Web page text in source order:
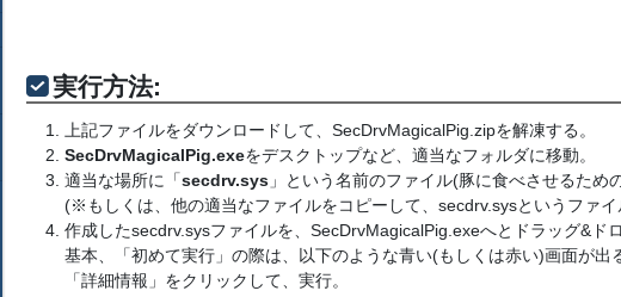
実行方法:
上記ファイルをダウンロードして、SecDrvMagicalPig.zipを解凍する。
SecDrvMagicalPig.exeをデスクトップなど、適当なフォルダに移動。
適当な場所に「secdrv.sys 」という名前のファイル(豚に食べさせるため
(※もしくは、他の適当なファイルをコピーして、secdrv.sysというファイ
作成したsecdrv.sysファイルを、SecDrvMagicalPig.exeへとドラッグ&ドロ
基本、「初めて実行」の際は、以下のような青い(もしくは赤い)画面が出
「詳細情報」をクリックして、実行。